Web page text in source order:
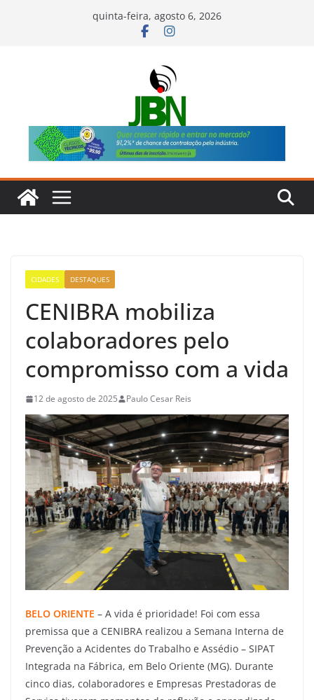
quinta-feira, agosto 6, 2026
CIDADES DESTAQUES
CENIBRA mobiliza
colaboradores pelo
compromisso com a vida
12 de agosto de 2025 Paulo Cesar Reis
BELO ORIENTE – A vida é prioridade! Foi com essa
premissa que a CENIBRA realizou a Semana Interna de
Prevenção a Acidentes do Trabalho e Assédio – SIPAT
Integrada na Fábrica, em Belo Oriente (MG). Durante
cinco dias, colaboradores e Empresas Prestadoras de